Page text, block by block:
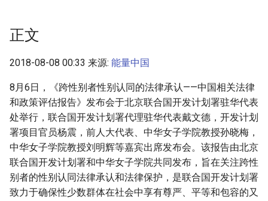
i
i
n
g
s
e
正文
2018-08-08 00:33 来源: 能量中国
8月6日，《跨性别者性别认同的法律承认——中国相关法律
和政策评估报告》发布会于北京联合国开发计划署驻华代表
处举行，联合国开发计划署代理驻华代表戴文德，开发计划
署项目官员杨震，前人大代表、中华女子学院教授孙晓梅，
中华女子学院教授刘明辉等嘉宾出席发布会。该报告由北京
联合国开发计划署和中华女子学院共同发布，旨在关注跨性
别者的性别认同法律承认和法律保护，是联合国开发计划署
致力于确保性少数群体在社会中享有尊严、平等和包容的又